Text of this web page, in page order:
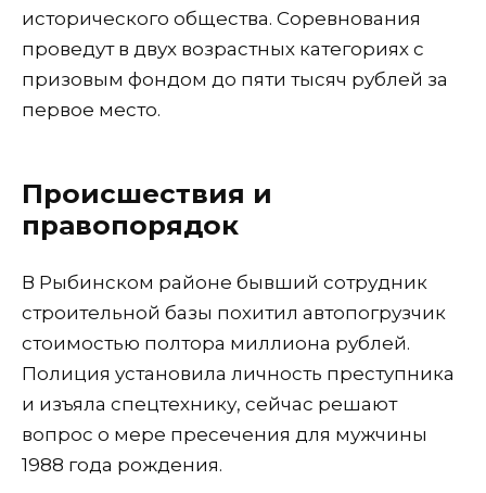
исторического общества. Соревнования
проведут в двух возрастных категориях с
призовым фондом до пяти тысяч рублей за
первое место.
Происшествия и
правопорядок
В Рыбинском районе бывший сотрудник
строительной базы похитил автопогрузчик
стоимостью полтора миллиона рублей.
Полиция установила личность преступника
и изъяла спецтехнику, сейчас решают
вопрос о мере пресечения для мужчины
1988 года рождения.